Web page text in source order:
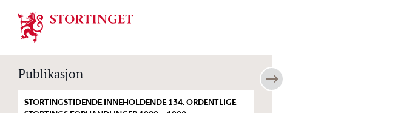
Stortinget.no
Publikasjon
STORTINGSTIDENDE INNEHOLDENDE 134. ORDENTLIGE